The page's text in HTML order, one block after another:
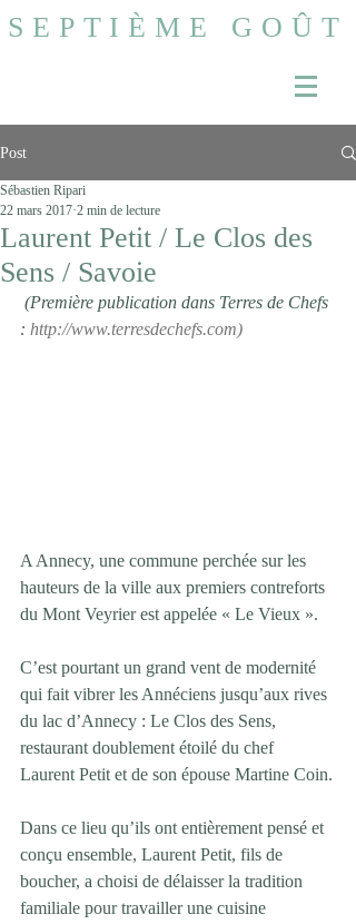
SEPTIÈME GOÛT
Post
Laurent Petit / Le Clos des
Sens / Savoie
Sébastien Ripari
22 mars 2017 2 min de lecture
: http://www.terresdechefs.com)
A Annecy, une commune perchée sur les
hauteurs de la ville aux premiers contreforts
du Mont Veyrier est appelée « Le Vieux ».
C’est pourtant un grand vent de modernité
qui fait vibrer les Annéciens jusqu’aux rives
du lac d’Annecy : Le Clos des Sens,
restaurant doublement étoilé du chef
Laurent Petit et de son épouse Martine Coin.
Dans ce lieu qu’ils ont entièrement pensé et
conçu ensemble, Laurent Petit, fils de
boucher, a choisi de délaisser la tradition
familiale pour travailler une cuisine